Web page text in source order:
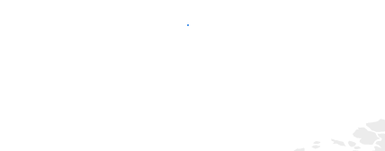
Pradėti jau šiandien